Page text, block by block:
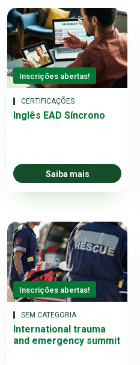
Inscrições abertas!
CERTIFICAÇÕES
Inglês EAD Síncrono
Saiba mais
Inscrições abertas!
SEM CATEGORIA
International trauma
and emergency summit